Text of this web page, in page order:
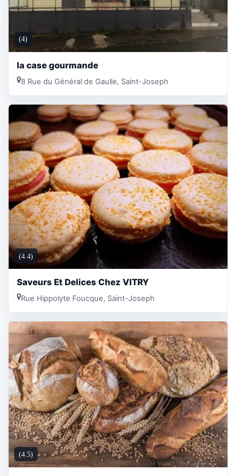
(4)
la case gourmande
8 Rue du Général de Gaulle, Saint-Joseph
(4.4)
Saveurs Et Delices Chez VITRY
Rue Hippolyte Foucque, Saint-Joseph
(4.5)